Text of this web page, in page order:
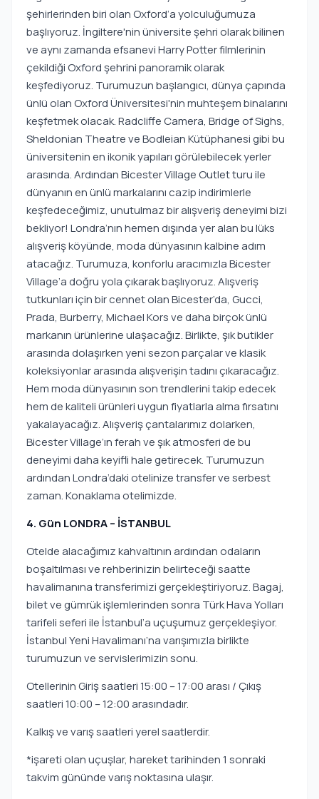
şehirlerinden biri olan Oxford’a yolculuğumuza
başlıyoruz. İngiltere'nin üniversite şehri olarak bilinen
ve aynı zamanda efsanevi Harry Potter filmlerinin
çekildiği Oxford şehrini panoramik olarak
keşfediyoruz. Turumuzun başlangıcı, dünya çapında
ünlü olan Oxford Üniversitesi'nin muhteşem binalarını
keşfetmek olacak. Radcliffe Camera, Bridge of Sighs,
Sheldonian Theatre ve Bodleian Kütüphanesi gibi bu
üniversitenin en ikonik yapıları görülebilecek yerler
arasında. Ardından Bicester Village Outlet turu ile
dünyanın en ünlü markalarını cazip indirimlerle
keşfedeceğimiz, unutulmaz bir alışveriş deneyimi bizi
bekliyor! Londra’nın hemen dışında yer alan bu lüks
alışveriş köyünde, moda dünyasının kalbine adım
atacağız. Turumuza, konforlu aracımızla Bicester
Village’a doğru yola çıkarak başlıyoruz. Alışveriş
tutkunları için bir cennet olan Bicester’da, Gucci,
Prada, Burberry, Michael Kors ve daha birçok ünlü
markanın ürünlerine ulaşacağız. Birlikte, şık butikler
arasında dolaşırken yeni sezon parçalar ve klasik
koleksiyonlar arasında alışverişin tadını çıkaracağız.
Hem moda dünyasının son trendlerini takip edecek
hem de kaliteli ürünleri uygun fiyatlarla alma fırsatını
yakalayacağız. Alışveriş çantalarımız dolarken,
Bicester Village’ın ferah ve şık atmosferi de bu
deneyimi daha keyifli hale getirecek. Turumuzun
ardından Londra’daki otelinize transfer ve serbest
zaman. Konaklama otelimizde.
4. Gün LONDRA – İSTANBUL
Otelde alacağımız kahvaltının ardından odaların
boşaltılması ve rehberinizin belirteceği saatte
havalimanına transferimizi gerçekleştiriyoruz. Bagaj,
bilet ve gümrük işlemlerinden sonra Türk Hava Yolları
tarifeli seferi ile İstanbul’a uçuşumuz gerçekleşiyor.
İstanbul Yeni Havalimanı’na varışımızla birlikte
turumuzun ve servislerimizin sonu.
Otellerinin Giriş saatleri 15:00 – 17:00 arası / Çıkış
saatleri 10:00 – 12:00 arasındadır.
Kalkış ve varış saatleri yerel saatlerdir.
*işareti olan uçuşlar, hareket tarihinden 1 sonraki
takvim gününde varış noktasına ulaşır.